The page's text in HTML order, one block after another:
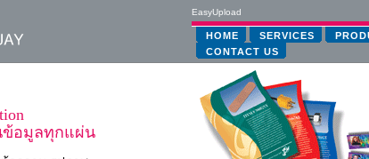
ข้อมูลทุกแผ่น